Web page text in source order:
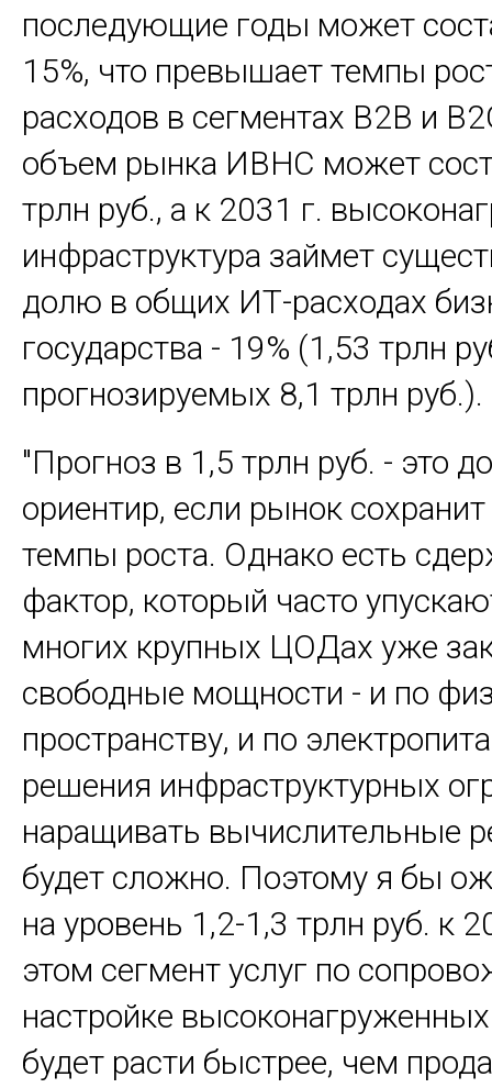
последующие годы может
15%, что превышает темпы
расходов в сегментах B2B и
объем рынка ИВНС может
трлн руб., а к 2031 г.
инфраструктура займет
долю в общих ИТ-расходах
государства - 19% (1,53 трлн
прогнозируемых 8,1 трлн руб.).
"Прогноз в 1,5 трлн руб. - это
ориентир, если рынок
темпы роста. Однако есть
фактор, который часто
многих крупных ЦОДах уже
свободные мощности - и по
пространству, и по
решения инфраструктурных
наращивать вычислительные
будет сложно. Поэтому я бы
на уровень 1,2-1,3 трлн руб. к
этом сегмент услуг по
настройке
будет расти быстрее, чем